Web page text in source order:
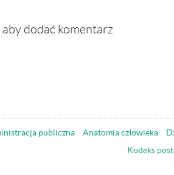
aby dodać komentarz
publiczna Anatomia człowieka
Kodeks